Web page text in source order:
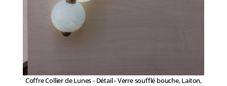
Coffre Collier de Lunes - Détail - Verre soufflé bouche, Laiton,